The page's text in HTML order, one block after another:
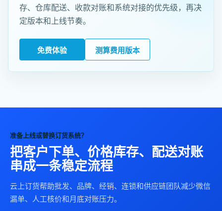
存、仓库配送、收款对账和系统对接的优先级，再决
定版本和上线节奏。
免费体验 测算费用版本
准备上线或替换订货系统？
把客户下单、价格库存、配送对账
串成一条稳定流程
云上订货帮助批发、品牌、经销、连锁和供应链团队减少微信
漏单、人工核价和月底对账压力。